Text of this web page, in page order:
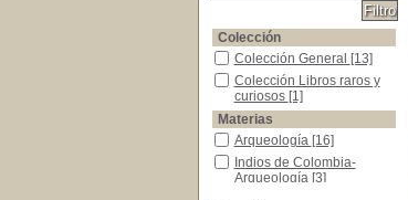
Colección
Colección General
Colección General [13]
Colección Libros raros y curiosos
Colección Libros raros y
curiosos [1]
Materias
Arqueología
Arqueología [16]
Indios de Colombia-Arqueología
Indios de Colombia-
Arqueología [3]